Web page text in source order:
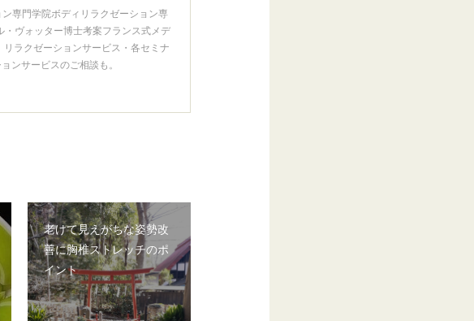
専門学院ボディリラクゼーション専
ヴォッター博士考案フランス式メデ
ラクゼーションサービス・各セミナ
ンサービスのご相談も。
老けて見えがちな姿勢改
善に胸椎ストレッチのポ
イント